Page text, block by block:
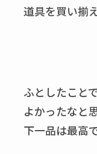
道具を買い揃
ふとしたこと
よかったなと
下一品は最高